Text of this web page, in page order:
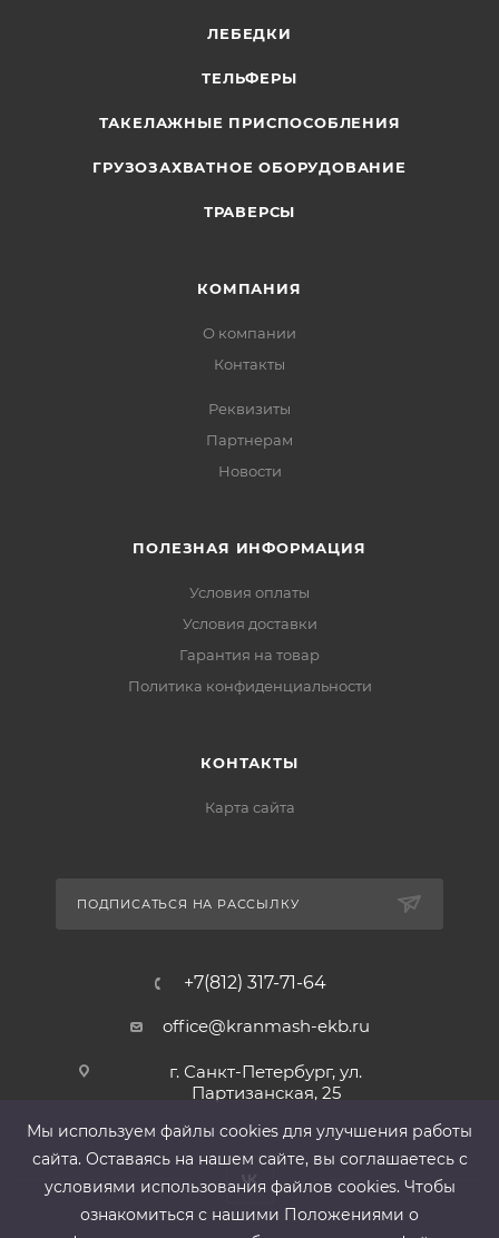
ЛЕБЕДКИ
ТЕЛЬФЕРЫ
ТАКЕЛАЖНЫЕ ПРИСПОСОБЛЕНИЯ
ГРУЗОЗАХВАТНОЕ ОБОРУДОВАНИЕ
ТРАВЕРСЫ
КОМПАНИЯ
О компании
Контакты
Реквизиты
Партнерам
Новости
ПОЛЕЗНАЯ ИНФОРМАЦИЯ
Условия оплаты
Условия доставки
Гарантия на товар
Политика конфиденциальности
КОНТАКТЫ
Карта сайта
ПОДПИСАТЬСЯ НА РАССЫЛКУ
+7(812) 317-71-64
office@kranmash-ekb.ru
г. Санкт-Петербург, ул.
Партизанская, 25
Мы используем файлы cооkies для улучшения работы
сайта. Оставаясь на нашем сайте, вы соглашаетесь с
условиями использования файлов cооkies. Чтобы
ознакомиться с нашими Положениями о